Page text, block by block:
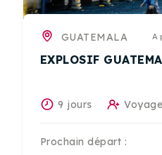
GUATEMALA A
EXPLOSIF
9 jours
Prochain départ :